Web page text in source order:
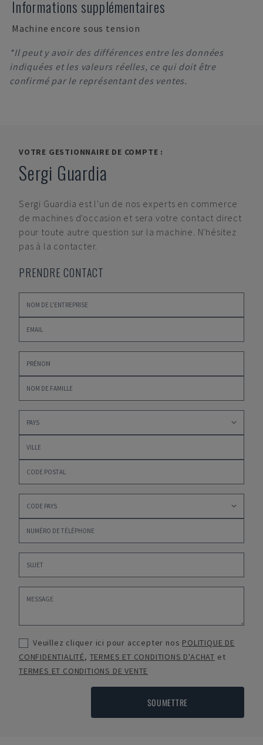
Informations supplémentaires
Machine encore sous tension
*Il peut y avoir des différences entre les données
indiquées et les valeurs réelles, ce qui doit être
confirmé par le représentant des ventes.
VOTRE GESTIONNAIRE DE COMPTE :
Sergi Guardia
Sergi Guardia est l'un de nos experts en commerce
de machines d'occasion et sera votre contact direct
pour toute autre question sur la machine. N'hésitez
pas à la contacter.
PRENDRE CONTACT
Veuillez cliquer ici pour accepter nos POLITIQUE DE
CONFIDENTIALITÉ, TERMES ET CONDITIONS D'ACHAT et
TERMES ET CONDITIONS DE VENTE
SOUMETTRE